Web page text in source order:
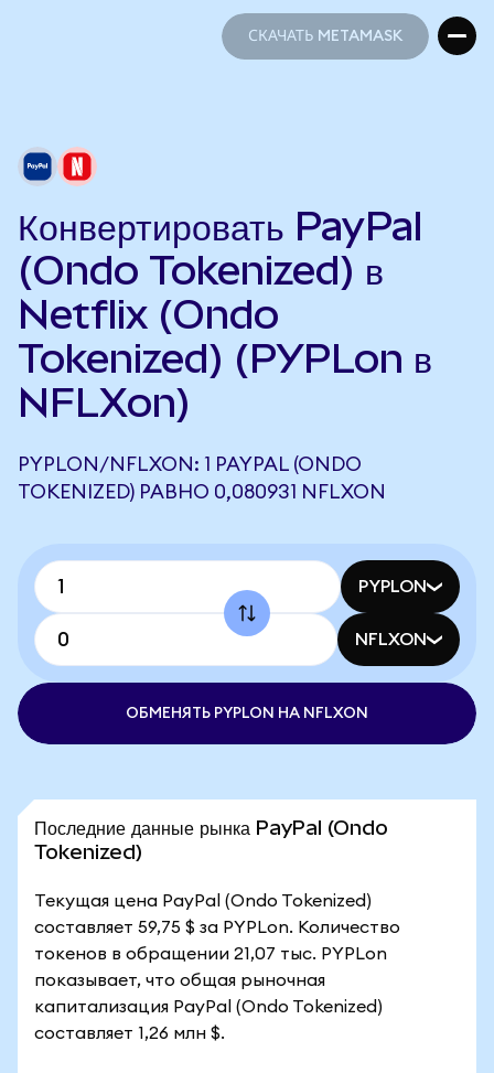
СКАЧАТЬ METAMASK
Конвертировать PayPal
(Ondo Tokenized) в
Netflix (Ondo
Tokenized) (PYPLon в
NFLXon)
PYPLON/NFLXON: 1 PAYPAL (ONDO
TOKENIZED) РАВНО 0,080931 NFLXON
PYPLON
NFLXON
ОБМЕНЯТЬ PYPLON НА NFLXON
Последние данные рынка PayPal (Ondo
Tokenized)
Текущая цена PayPal (Ondo Tokenized)
составляет 59,75 $ за PYPLon. Количество
токенов в обращении 21,07 тыс. PYPLon
показывает, что общая рыночная
капитализация PayPal (Ondo Tokenized)
составляет 1,26 млн $.